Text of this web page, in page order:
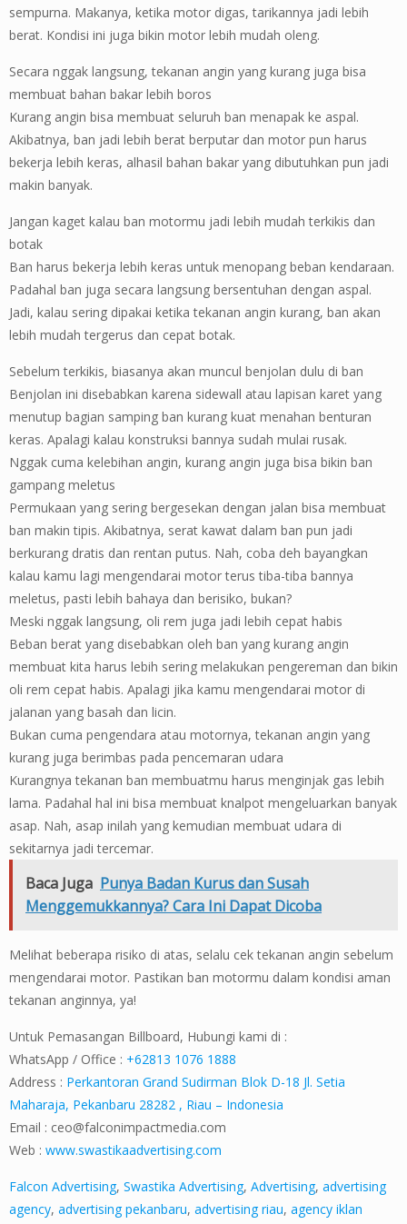
sempurna. Makanya, ketika motor digas, tarikannya jadi lebih
berat. Kondisi ini juga bikin motor lebih mudah oleng.
Secara nggak langsung, tekanan angin yang kurang juga bisa
membuat bahan bakar lebih boros
Kurang angin bisa membuat seluruh ban menapak ke aspal.
Akibatnya, ban jadi lebih berat berputar dan motor pun harus
bekerja lebih keras, alhasil bahan bakar yang dibutuhkan pun jadi
makin banyak.
Jangan kaget kalau ban motormu jadi lebih mudah terkikis dan
botak
Ban harus bekerja lebih keras untuk menopang beban kendaraan.
Padahal ban juga secara langsung bersentuhan dengan aspal.
Jadi, kalau sering dipakai ketika tekanan angin kurang, ban akan
lebih mudah tergerus dan cepat botak.
Sebelum terkikis, biasanya akan muncul benjolan dulu di ban
Benjolan ini disebabkan karena sidewall atau lapisan karet yang
menutup bagian samping ban kurang kuat menahan benturan
keras. Apalagi kalau konstruksi bannya sudah mulai rusak.
Nggak cuma kelebihan angin, kurang angin juga bisa bikin ban
gampang meletus
Permukaan yang sering bergesekan dengan jalan bisa membuat
ban makin tipis. Akibatnya, serat kawat dalam ban pun jadi
berkurang dratis dan rentan putus. Nah, coba deh bayangkan
kalau kamu lagi mengendarai motor terus tiba-tiba bannya
meletus, pasti lebih bahaya dan berisiko, bukan?
Meski nggak langsung, oli rem juga jadi lebih cepat habis
Beban berat yang disebabkan oleh ban yang kurang angin
membuat kita harus lebih sering melakukan pengereman dan bikin
oli rem cepat habis. Apalagi jika kamu mengendarai motor di
jalanan yang basah dan licin.
Bukan cuma pengendara atau motornya, tekanan angin yang
kurang juga berimbas pada pencemaran udara
Kurangnya tekanan ban membuatmu harus menginjak gas lebih
lama. Padahal hal ini bisa membuat knalpot mengeluarkan banyak
asap. Nah, asap inilah yang kemudian membuat udara di
sekitarnya jadi tercemar.
Baca Juga Punya Badan Kurus dan Susah
Menggemukkannya? Cara Ini Dapat Dicoba
Melihat beberapa risiko di atas, selalu cek tekanan angin sebelum
mengendarai motor. Pastikan ban motormu dalam kondisi aman
tekanan anginnya, ya!
Untuk Pemasangan Billboard, Hubungi kami di :
WhatsApp / Office : +62813 1076 1888
Address : Perkantoran Grand Sudirman Blok D-18 Jl. Setia
Maharaja, Pekanbaru 28282 , Riau – Indonesia
Email : ceo@falconimpactmedia.com
Web : www.swastikaadvertising.com
Falcon Advertising, Swastika Advertising, Advertising, advertising
agency, advertising pekanbaru, advertising riau, agency iklan